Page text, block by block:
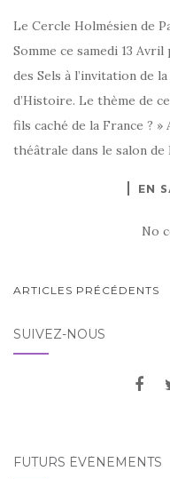
Le Cercle Holmésien de
Somme ce samedi 13
des Sels à l’invitation de
d’Histoire. Le thème de
fils caché de la France ?
théâtrale dans le salon
EN
No
ARTICLES PRÉCÉDENTS
SUIVEZ-NOUS
FUTURS ÉVÈNEMENTS